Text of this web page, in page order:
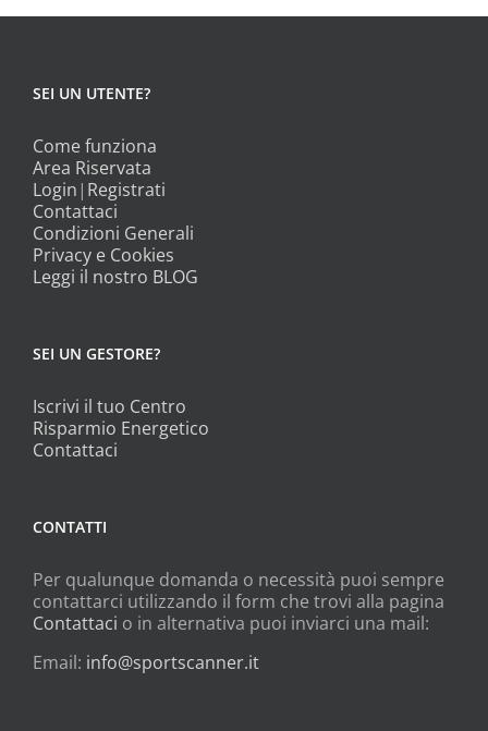
SEI UN UTENTE?
Come funziona
Area Riservata
Login | Registrati
Contattaci
Condizioni Generali
Privacy e Cookies
Leggi il nostro BLOG
SEI UN GESTORE?
Iscrivi il tuo Centro
Risparmio Energetico
Contattaci
CONTATTI
Per qualunque domanda o necessità puoi sempre
contattarci utilizzando il form che trovi alla pagina
Contattaci o in alternativa puoi inviarci una mail:
Email: info@sportscanner.it